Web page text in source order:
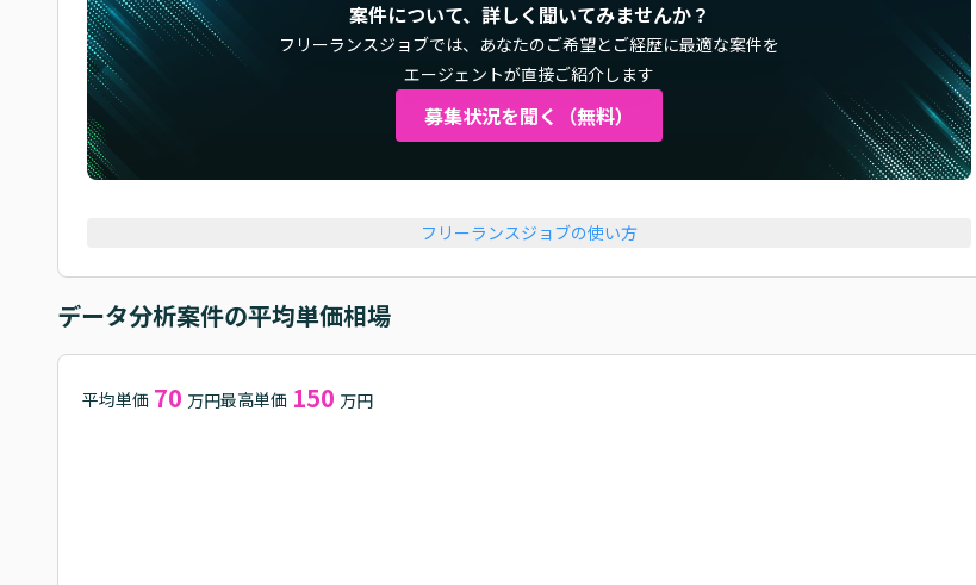
案件について、詳しく聞いてみませんか？
フリーランスジョブでは、 あなたのご希望とご経歴に最適な案件を
エージェントが直接ご紹介します
募集状況を聞く（無料）
フリーランスジョブの使い方
データ分析案件の平均単価相場
平均単価 70 万円最高単価 150 万円